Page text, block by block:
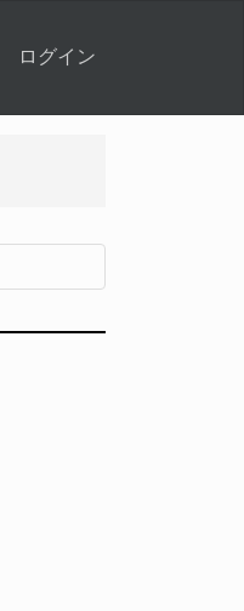
ログイン